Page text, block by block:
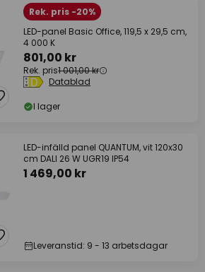
Rek. pris -20%
LED-panel Basic Office, 119,5 x 29,5 cm,
4 000 K
801,00 kr
Rek. pris1 001,00 kr
Datablad
I lager
LED-infälld panel QUANTUM, vit 120x30
cm DALI 26 W UGR19 IP54
1 469,00 kr
Leveranstid: 9 - 13 arbetsdagar